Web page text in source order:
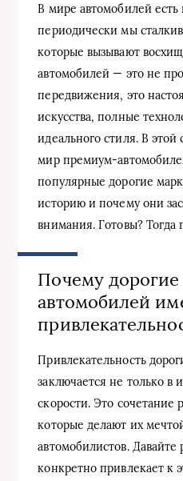
В мире автомобилей
периодически мы
которые вызывают
автомобилей — это не
передвижения, это
искусства, полные
идеального стиля. В этой
мир премиум-
популярные дорогие
историю и почему они
внимания. Готовы? Тогда
Почему
автомобилей
Привлекательность
заключается не только в
скорости. Это сочетание
которые делают их
автомобилистов. Давайте
конкретно привлекает к